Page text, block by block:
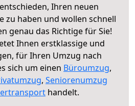
Ihren neuen
zu haben und wollen schnell
genau das Richtige für Sie!
Ihnen erstklassige und
für Ihren Umzug nach
sich um einen Büroumzug,
, Seniorenumzug
handelt.